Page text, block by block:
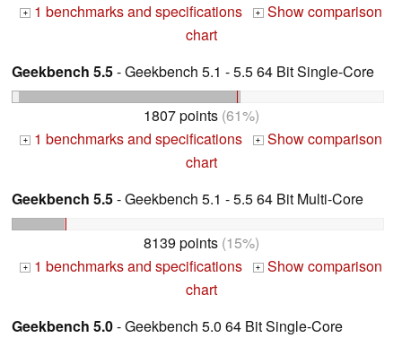
+ 1 benchmarks and specifications + Show comparison
chart
Geekbench 5.5- Geekbench 5.1 - 5.5 64 Bit Single-Core
1807 points(61%)
+ 1 benchmarks and specifications + Show comparison
chart
Geekbench 5.5- Geekbench 5.1 - 5.5 64 Bit Multi-Core
8139 points(15%)
+ 1 benchmarks and specifications + Show comparison
chart
Geekbench 5.0- Geekbench 5.0 64 Bit Single-Core